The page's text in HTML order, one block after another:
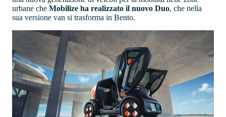
urbane che Mobilize ha realizzato il nuovo Duo, che nella
sua versione van si trasforma in Bento.